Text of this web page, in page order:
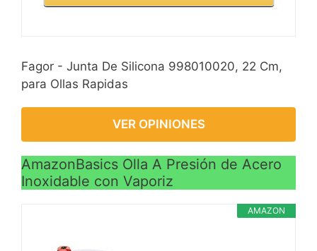
Fagor - Junta De Silicona 998010020, 22 Cm,
para Ollas Rapidas
VER OPINIONES
AmazonBasics Olla A Presión de Acero
Inoxidable con Vaporiz
AMAZON